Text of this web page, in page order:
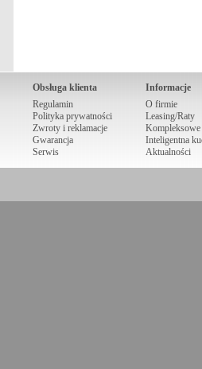
Obsługa klienta
Regulamin
Polityka prywatności
Zwroty i reklamacje
Gwarancja
Serwis
Informacje
O firmie
Leasing/Raty
Kompleksowe
Inteligentna
Aktualności